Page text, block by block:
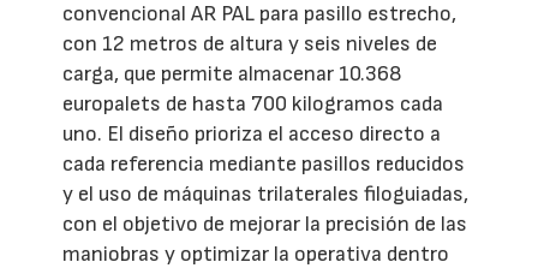
convencional AR PAL para pasillo estrecho,
con 12 metros de altura y seis niveles de
carga, que permite almacenar 10.368
europalets de hasta 700 kilogramos cada
uno. El diseño prioriza el acceso directo a
cada referencia mediante pasillos reducidos
y el uso de máquinas trilaterales filoguiadas,
con el objetivo de mejorar la precisión de las
maniobras y optimizar la operativa dentro